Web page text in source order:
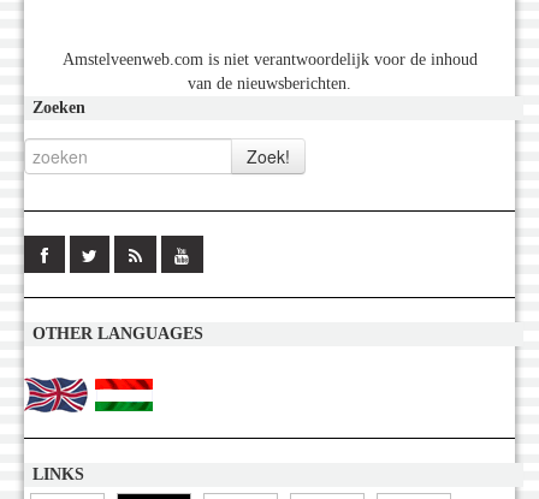
Amstelveenweb.com is niet verantwoordelijk voor de inhoud
van de nieuwsberichten.
Zoeken
OTHER LANGUAGES
LINKS